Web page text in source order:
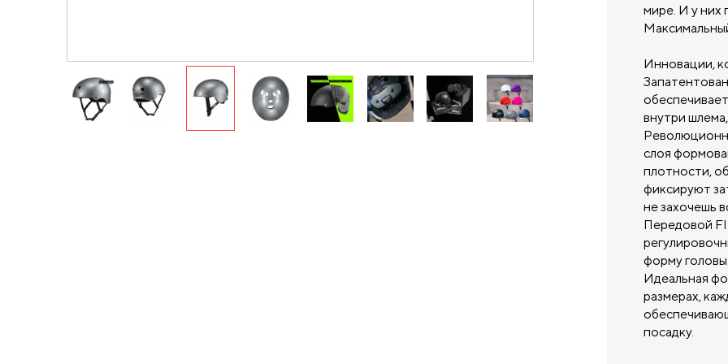
мире. И у них
Инновации,
внутри
слоя
плотности,
фиксируют
не захочешь
Передовой
форму
Идеальная
размерах,
посадку.